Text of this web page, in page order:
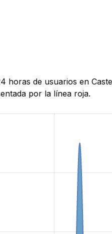
horas de usuarios en
por la línea roja.